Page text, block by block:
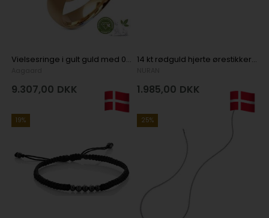
Vielsesringe i gult guld med 0,05 ct diamant i 9 karat
9.307,00 DKK
14 kt rødguld hjerte ørestikker med diamanter
1.985,00 DKK
19% 25%